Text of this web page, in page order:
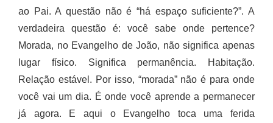
ao Pai. A questão não é “há espaço suficiente?”. A
verdadeira questão é: você sabe onde pertence?
Morada, no Evangelho de João, não significa apenas
lugar físico. Significa permanência. Habitação.
Relação estável. Por isso, “morada” não é para onde
você vai um dia. É onde você aprende a permanecer
já agora. E aqui o Evangelho toca uma ferida